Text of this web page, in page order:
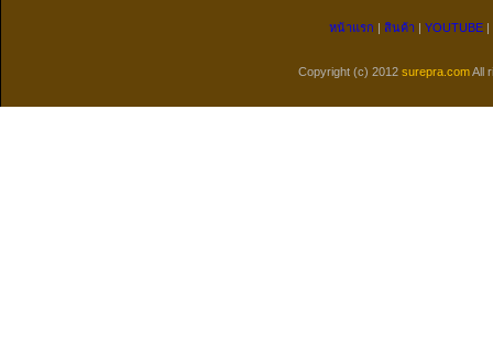
หน้าแรก สินค้า YOUTUBE
Copyright (c) 2012 surepra.comAll